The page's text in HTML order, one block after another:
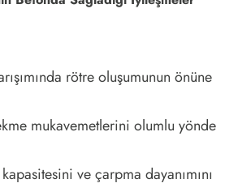
rötre oluşumunun önüne
mukavemetlerini olumlu yönde
ve çarpma dayanımını